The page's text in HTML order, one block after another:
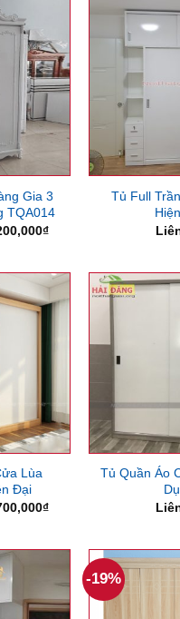
Gia 3
TQA014
₫Giá
7,200,000₫.
Tủ Full
Lùa
Đại
₫Giá
6,700,000₫.
Tủ Quần Áo
-19%